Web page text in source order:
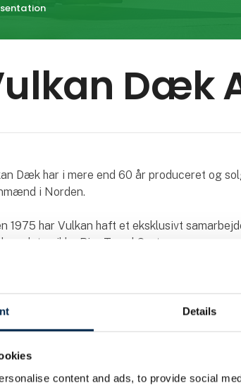
Details
content and ads, to provide social
Dæk
Dæk har i mere end 60 år produceret og
i Norden.
1975 har Vulkan haft et eksklusivt
bag det unikke RingTread System.
kombinerer RingTread med
resultatet regummierede dæk af høj kvalitet.
præsenterer på Transportmessen også
til lastbiler, busser og trailere.
dækket er specialdesignet til alle
og en reduceret partikel- og CO2-